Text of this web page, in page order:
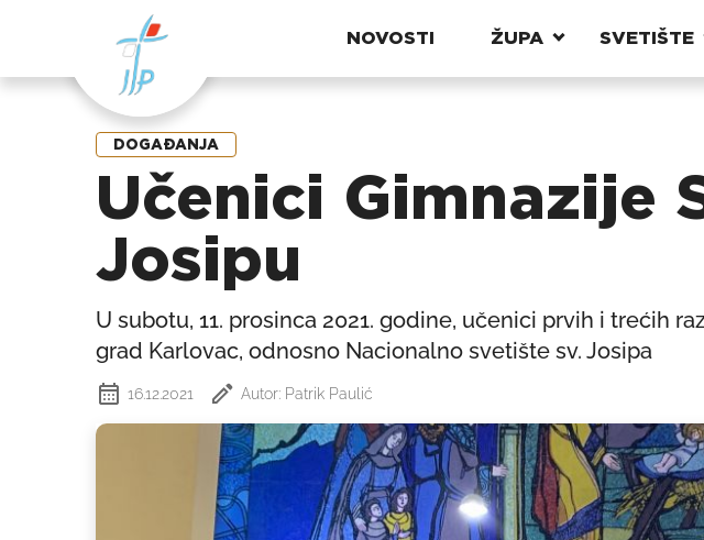
NOVOSTI ŽUPA SVETIŠTE
DOGAĐANJA
Učenici Gimnazije
Josipu
U subotu, 11. prosinca 2021. godine, učenici prvih i trećih
grad Karlovac, odnosno Nacionalno svetište sv. Josipa
16.12.2021 Autor: Patrik Paulić